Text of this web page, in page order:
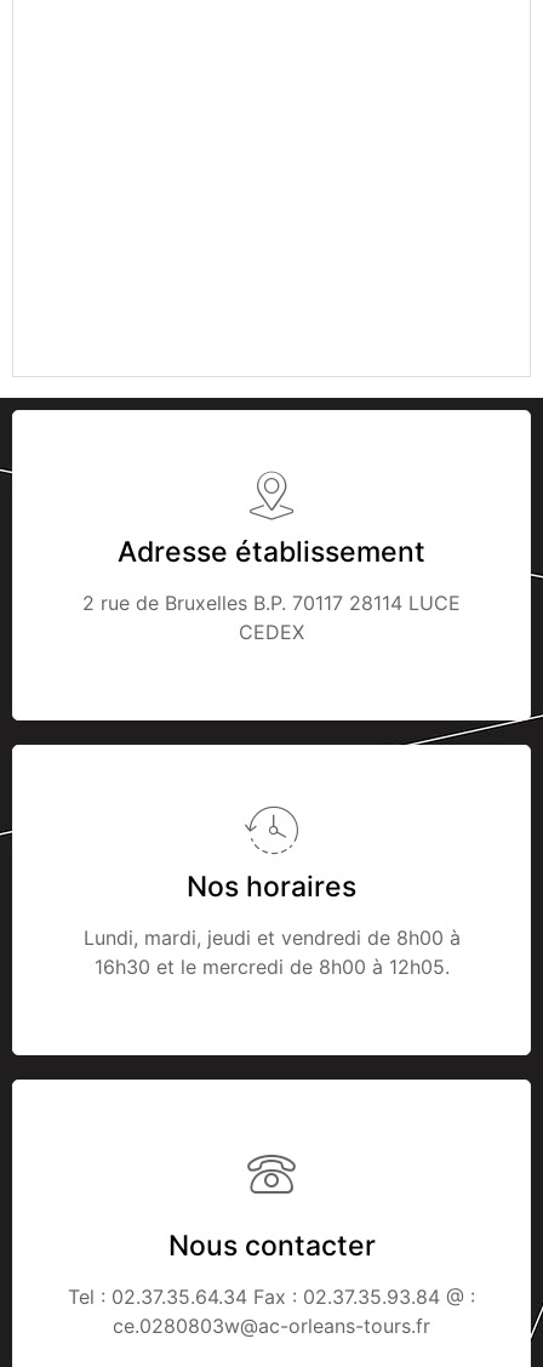
Adresse établissement
2 rue de Bruxelles B.P. 70117 28114 LUCE
CEDEX
Nos horaires
Lundi, mardi, jeudi et vendredi de 8h00 à
16h30 et le mercredi de 8h00 à 12h05.
Nous contacter
Tel : 02.37.35.64.34 Fax : 02.37.35.93.84 @ :
ce.0280803w@ac-orleans-tours.fr